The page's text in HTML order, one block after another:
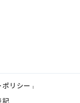
リシー |
記